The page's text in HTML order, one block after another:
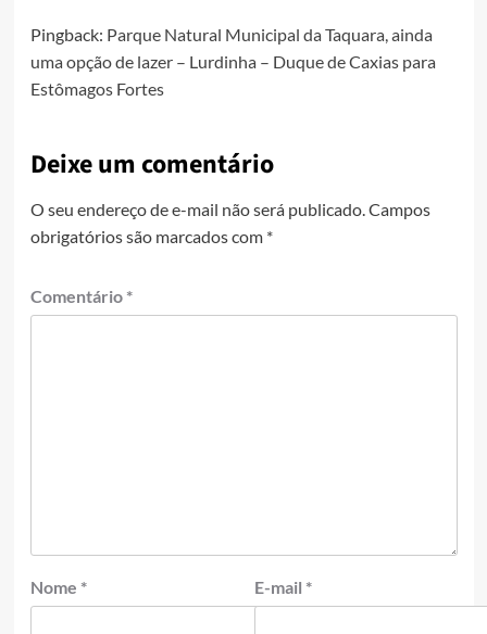
Pingback: Parque Natural Municipal da Taquara, ainda
uma opção de lazer – Lurdinha – Duque de Caxias para
Estômagos Fortes
Deixe um comentário
O seu endereço de e-mail não será publicado.Campos
obrigatórios são marcados com *
Comentário *
Nome * E-mail *